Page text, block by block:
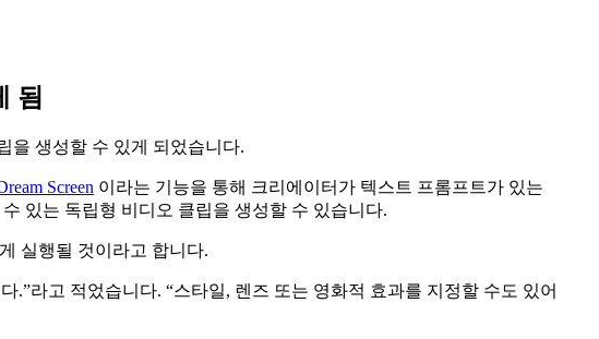
됨
을 생성할 수 있게 되었습니다.
Screen 이라는 기능을 통해 크리에이터가 텍스트 프롬프트가 있는
있는 독립형 비디오 클립을 생성할 수 있습니다.
실행될 것이라고 합니다.
.”라고 적었습니다. “스타일, 렌즈 또는 영화적 효과를 지정할 수도 있어